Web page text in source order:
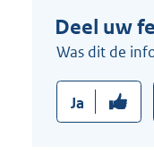
Deel uw
Was dit de
Ja